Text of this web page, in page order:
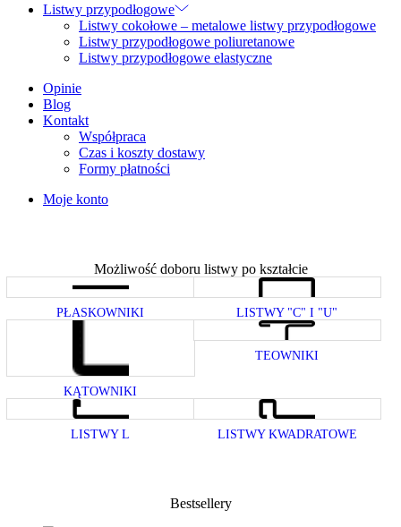
Listwy przypodłogowe
Listwy cokołowe – metalowe listwy przypodłogowe
Listwy przypodłogowe poliuretanowe
Listwy przypodłogowe elastyczne
Opinie
Blog
Kontakt
Współpraca
Czas i koszty dostawy
Formy płatności
Moje konto
Możliwość doboru listwy po kształcie
PŁASKOWNIKI LISTWY "C" I "U"
KĄTOWNIKI
TEOWNIKI
LISTWY L LISTWY KWADRATOWE
Bestsellery